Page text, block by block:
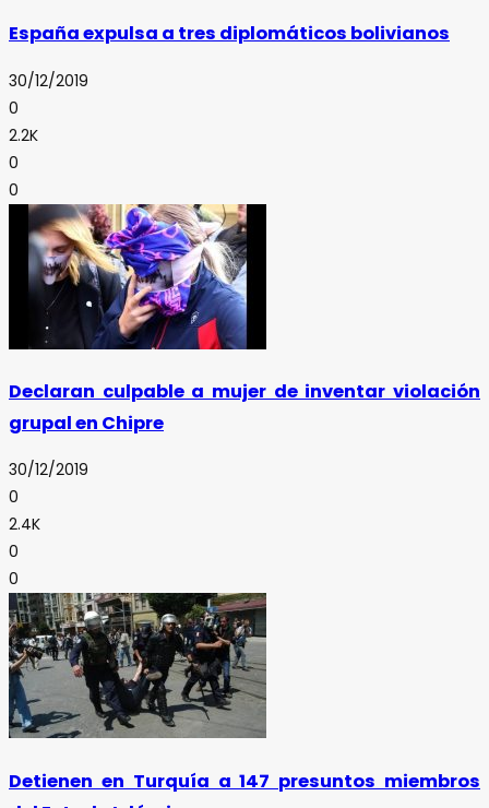
España expulsa a tres diplomáticos bolivianos
30/12/2019
0
2.2K
0
0
Declaran culpable a mujer de inventar violación
grupal en Chipre
30/12/2019
0
2.4K
0
0
Detienen en Turquía a 147 presuntos miembros